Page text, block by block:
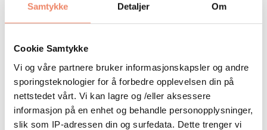
Samtykke Detaljer Om
Cookie Samtykke
Vi og våre partnere bruker informasjonskapsler og andre
sporingsteknologier for å forbedre opplevelsen din på
nettstedet vårt. Vi kan lagre og /eller aksessere
informasjon på en enhet og behandle personopplysninger,
slik som IP-adressen din og surfedata. Dette trenger vi
Før operasjonen
Under operasjonen